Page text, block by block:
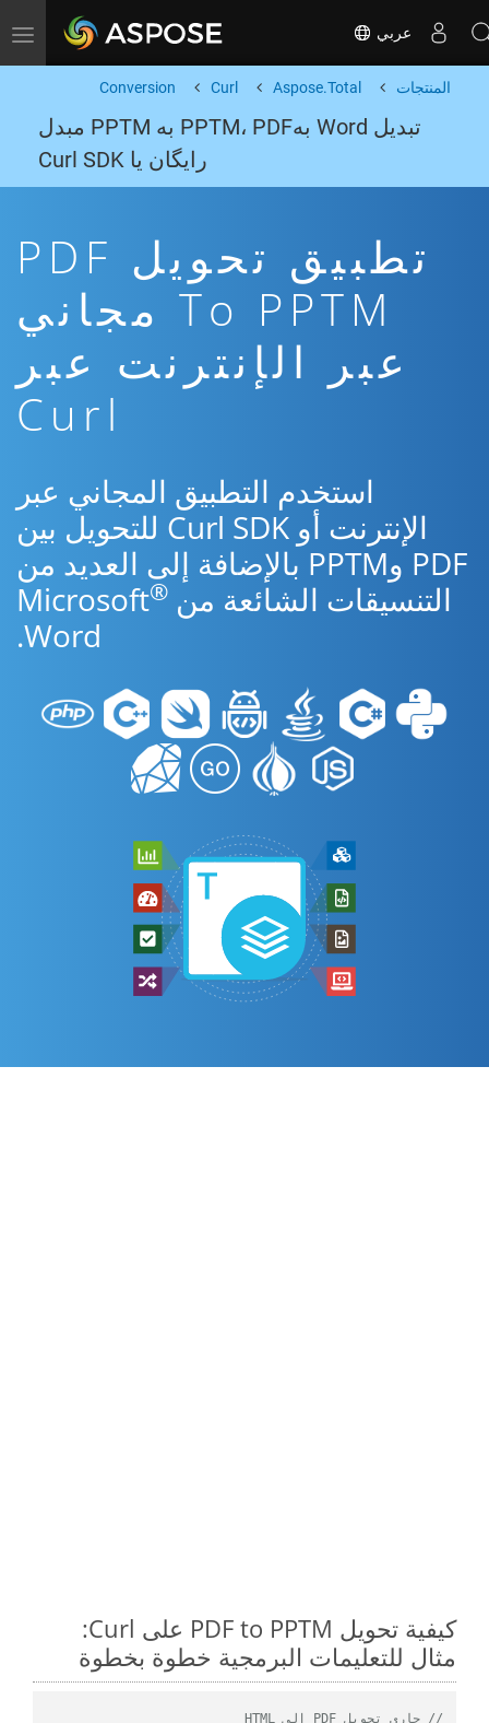
Toggle navigation عربي
المنتجات Aspose.Total
Curl
Conversion
تبدیل Word بهPPTM، PDF به PPTM مبدل
رایگان یا Curl SDK
تطبيق تحويل PDF
To PPTM مجاني
عبر الإنترنت عبر
Curl
استخدم التطبيق المجاني عبر
الإنترنت أو Curl SDK للتحويل بين
PDF وPPTM بالإضافة إلى العديد من
التنسيقات الشائعة من Microsoft ®
Word.
كيفية تحويل PDF to PPTM على Curl:
مثال للتعليمات البرمجية خطوة بخطوة
// جاري تحويل PDF إلى HTML